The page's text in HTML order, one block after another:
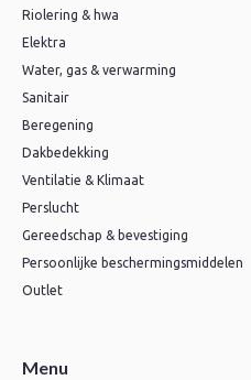
Riolering & hwa
Elektra
Water, gas & verwarming
Sanitair
Beregening
Dakbedekking
Ventilatie & Klimaat
Perslucht
Gereedschap & bevestiging
Persoonlijke beschermingsmiddelen
Outlet
Menu